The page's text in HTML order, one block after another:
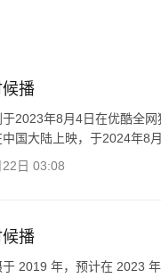
灭乾坤，怒斩八方！
播
于2023年8月4日在优酷全
国大陆上映，于2024年8
日 03:08
播
2019 年，预计在 2023